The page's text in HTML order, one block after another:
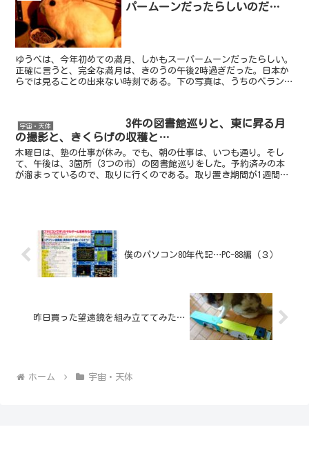
パームーンだったらしいのだ…
ゆうべは、今年初めての満月、しかもスーパームーンだったらしい。
正確に言うと、完全な満月は、きのうの午後2時過ぎだった。日本か
らでは見ることの出来ない時刻である。下の写真は、うちのベランダ
宇宙・天体
3件の図書館巡りと、東に昇る月
の撮影と、きくらげの収穫と…
木曜日は、塾の仕事が休み。でも、朝の仕事は、いつも通り。そし
て、午後は、3箇所（3つの市）の図書館巡りをした。予約済みの本
が溜まっているので、取りに行くのである。取り置き期間が1週間な
僕のパソコン80年代記…PC-88編（３）
昨日買った望遠鏡を組み立ててみた…
ホーム 宇宙・天体